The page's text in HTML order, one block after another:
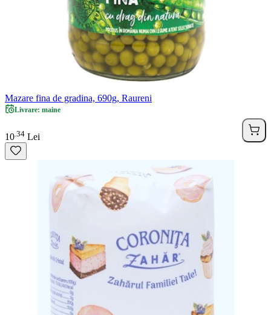
Mazare fina de gradina, 690g, Raureni
Livrare: maine
10 34 Lei